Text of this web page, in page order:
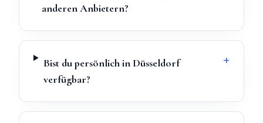
anderen Anbietern?
Bist du persönlich in Düsseldorf
verfügbar?
+